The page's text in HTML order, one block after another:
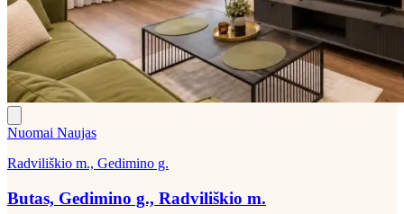
Nuomai Naujas
Radviliškio m., Gedimino g.
Butas, Gedimino g., Radviliškio m.